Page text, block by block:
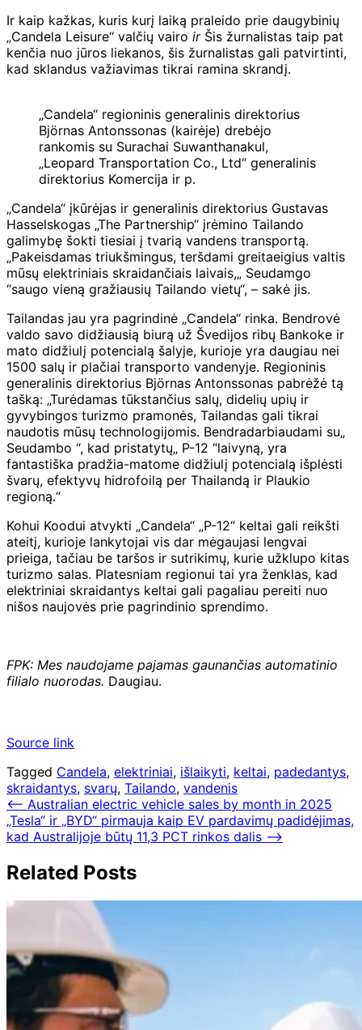
Ir kaip kažkas, kuris kurį laiką praleido prie daugybinių
„Candela Leisure“ valčių vairo irŠis žurnalistas taip pat
kenčia nuo jūros liekanos, šis žurnalistas gali patvirtinti,
kad sklandus važiavimas tikrai ramina skrandį.
„Candela“ regioninis generalinis direktorius
Björnas Antonssonas (kairėje) drebėjo
rankomis su Surachai Suwanthanakul,
„Leopard Transportation Co., Ltd“ generalinis
direktorius Komercija ir p.
„Candela“ įkūrėjas ir generalinis direktorius Gustavas
Hasselskogas „The Partnership“ įrėmino Tailando
galimybę šokti tiesiai į tvarią vandens transportą.
„Pakeisdamas triukšmingus, teršdami greitaeigius valtis
mūsų elektriniais skraidančiais laivais,„ Seudamgo
“saugo vieną gražiausių Tailando vietų“, – sakė jis.
Tailandas jau yra pagrindinė „Candela“ rinka. Bendrovė
valdo savo didžiausią biurą už Švedijos ribų Bankoke ir
mato didžiulį potencialą šalyje, kurioje yra daugiau nei
1500 salų ir plačiai transporto vandenyje. Regioninis
generalinis direktorius Björnas Antonssonas pabrėžė tą
tašką: „Turėdamas tūkstančius salų, didelių upių ir
gyvybingos turizmo pramonės, Tailandas gali tikrai
naudotis mūsų technologijomis. Bendradarbiaudami su„
Seudambo “, kad pristatytų„ P-12 “laivyną, yra
fantastiška pradžia-matome didžiulį potencialą išplėsti
švarų, efektyvų hidrofoilą per Thailandą ir Plaukio
regioną.“
Kohui Koodui atvykti „Candela“ „P-12“ keltai gali reikšti
ateitį, kurioje lankytojai vis dar mėgaujasi lengvai
prieiga, tačiau be taršos ir sutrikimų, kurie užklupo kitas
turizmo salas. Platesniam regionui tai yra ženklas, kad
elektriniai skraidantys keltai gali pagaliau pereiti nuo
nišos naujovės prie pagrindinio sprendimo.
FPK: Mes naudojame pajamas gaunančias automatinio
filialo nuorodas. Daugiau.
Source link
Tagged Candela, elektriniai, išlaikyti, keltai, padedantys,
skraidantys, svarų, Tailando, vandenis
Navigacija
tarp
⟵ Australian electric vehicle sales by month in 2025
„Tesla“ ir „BYD“ pirmauja kaip EV pardavimų padidėjimas,
kad Australijoje būtų 11,3 PCT rinkos dalis ⟶
Related Posts